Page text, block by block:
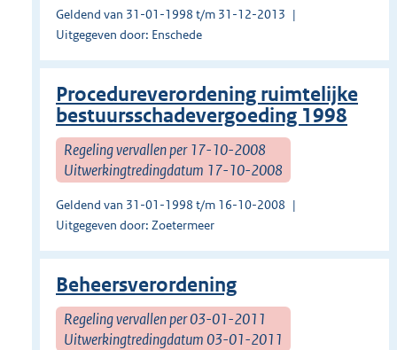
Geldend van 31-01-1998 t/m 31-12-2013
Uitgegeven door: Enschede
Procedureverordening ruimtelijke
bestuursschadevergoeding 1998
Regeling vervallen per 17-10-2008
Uitwerkingtredingdatum 17-10-2008
Geldend van 31-01-1998 t/m 16-10-2008
Uitgegeven door: Zoetermeer
Beheersverordening
Regeling vervallen per 03-01-2011
Uitwerkingtredingdatum 03-01-2011